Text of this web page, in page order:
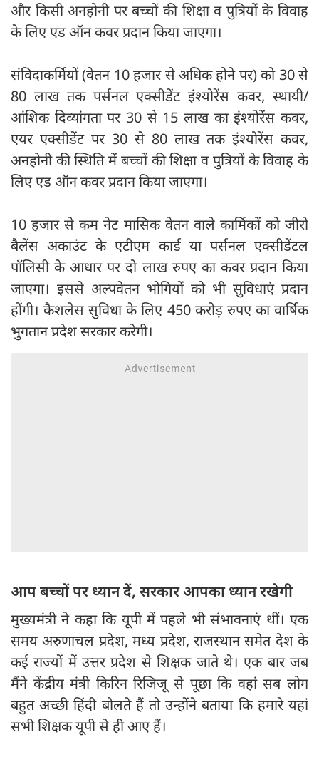
और किसी अनहोनी पर बच्चों की शिक्षा व पुत्रियों के विवाह
के लिए एड ऑन कवर प्रदान किया जाएगा।
संविदाकर्मियों (वेतन 10 हजार से अधिक होने पर) को 30 से
80 लाख तक पर्सनल एक्सीडेंट इंश्योरेंस कवर, स्थायी/
आंशिक दिव्यांगता पर 30 से 15 लाख का इंश्योरेंस कवर,
एयर एक्सीडेंट पर 30 से 80 लाख तक इंश्योरेंस कवर,
अनहोनी की स्थिति में बच्चों की शिक्षा व पुत्रियों के विवाह के
लिए एड ऑन कवर प्रदान किया जाएगा।
10 हजार से कम नेट मासिक वेतन वाले कार्मिकों को जीरो
बैलेंस अकाउंट के एटीएम कार्ड या पर्सनल एक्सीडेंटल
पॉलिसी के आधार पर दो लाख रुपए का कवर प्रदान किया
जाएगा। इससे अल्पवेतन भोगियों को भी सुविधाएं प्रदान
होंगी। कैशलेस सुविधा के लिए 450 करोड़ रुपए का वार्षिक
भुगतान प्रदेश सरकार करेगी।
आप बच्चों पर ध्यान दें, सरकार आपका ध्यान रखेगी
मुख्यमंत्री ने कहा कि यूपी में पहले भी संभावनाएं थीं। एक
समय अरुणाचल प्रदेश, मध्य प्रदेश, राजस्थान समेत देश के
कई राज्यों में उत्तर प्रदेश से शिक्षक जाते थे। एक बार जब
मैंने केंद्रीय मंत्री किरिन रिजिजू से पूछा कि वहां सब लोग
बहुत अच्छी हिंदी बोलते हैं तो उन्होंने बताया कि हमारे यहां
सभी शिक्षक यूपी से ही आए हैं।